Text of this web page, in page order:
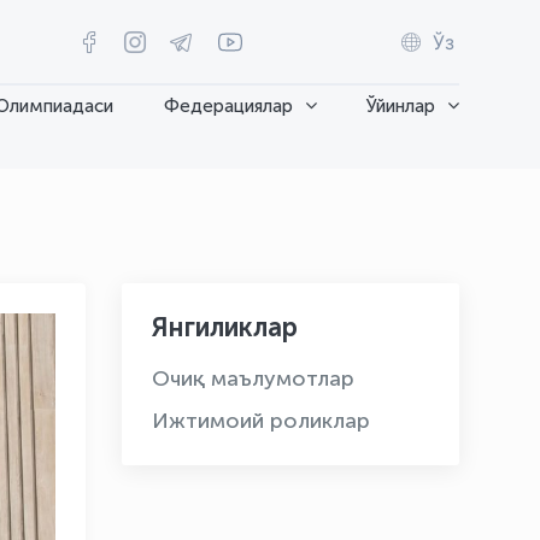
Ўз
Федерациялар Ўйинлар
Янгиликлар
Очиқ маълумотлар
Ижтимоий роликлар